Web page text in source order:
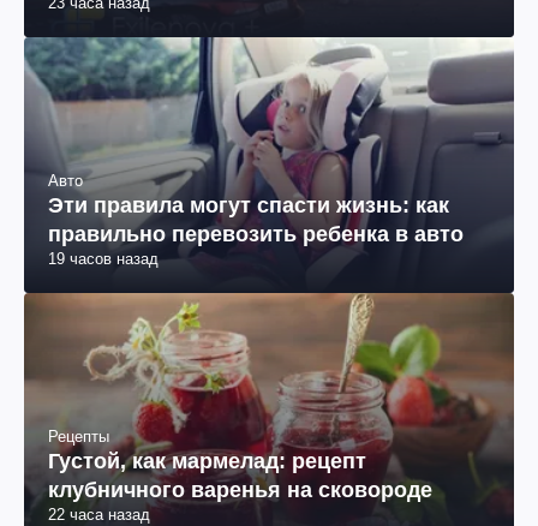
Авто
Эти правила могут спасти жизнь: как
правильно перевозить ребенка в авто
19 часов назад
Рецепты
Густой, как мармелад: рецепт
клубничного варенья на сковороде
22 часа назад